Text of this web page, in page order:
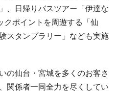
、日帰りバスツアー「伊達な
クポイントを周遊する「仙
スタンプラリー」なども実施
の仙台・宮城を多くのお客さ
関係者一同全力を尽くしてい